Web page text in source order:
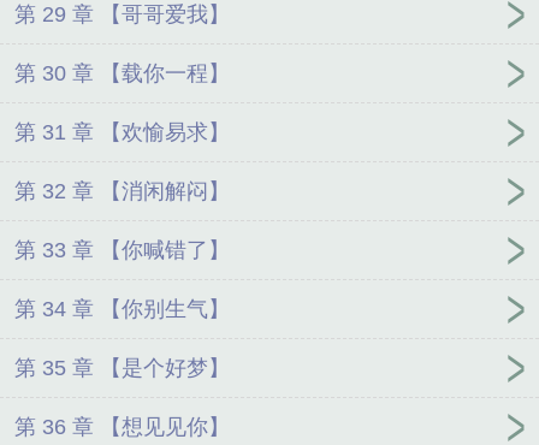
第 29 章 【哥哥爱我】
第 30 章 【载你一程】
第 31 章 【欢愉易求】
第 32 章 【消闲解闷】
第 33 章 【你喊错了】
第 34 章 【你别生气】
第 35 章 【是个好梦】
第 36 章 【想见见你】